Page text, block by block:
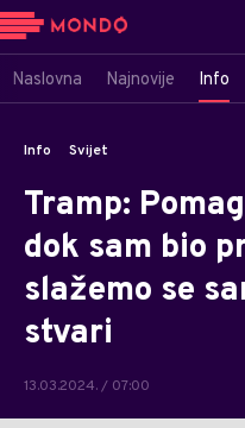
Naslovna Najnovije Info
Info Svijet
Tramp:
dok sam bio
slažemo se
stvari
13.03.2024. / 07:00